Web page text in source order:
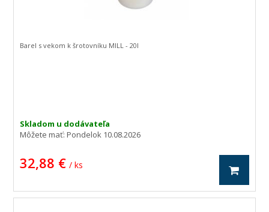
Skladom u dodávateľa
Môžete mať:Pondelok 10.08.2026
32,88 € / ks
Barel s vekom k šrotovníku MILL - 20l